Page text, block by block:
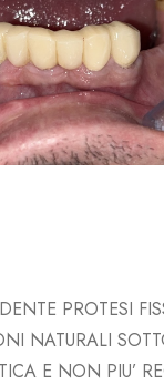
PROTESI
NATURALI
E NON PIU’